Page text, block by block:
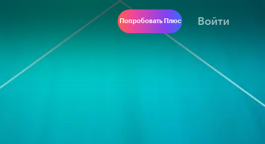
Попробовать Плюс Войти